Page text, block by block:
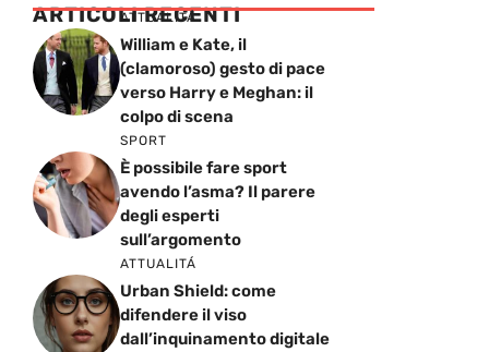
ARTICOLI RECENTI
ATTUALITÁ
William e Kate, il
(clamoroso) gesto di pace
verso Harry e Meghan: il
colpo di scena
SPORT
È possibile fare sport
avendo l’asma? Il parere
degli esperti
sull’argomento
ATTUALITÁ
Urban Shield: come
difendere il viso
dall’inquinamento digitale